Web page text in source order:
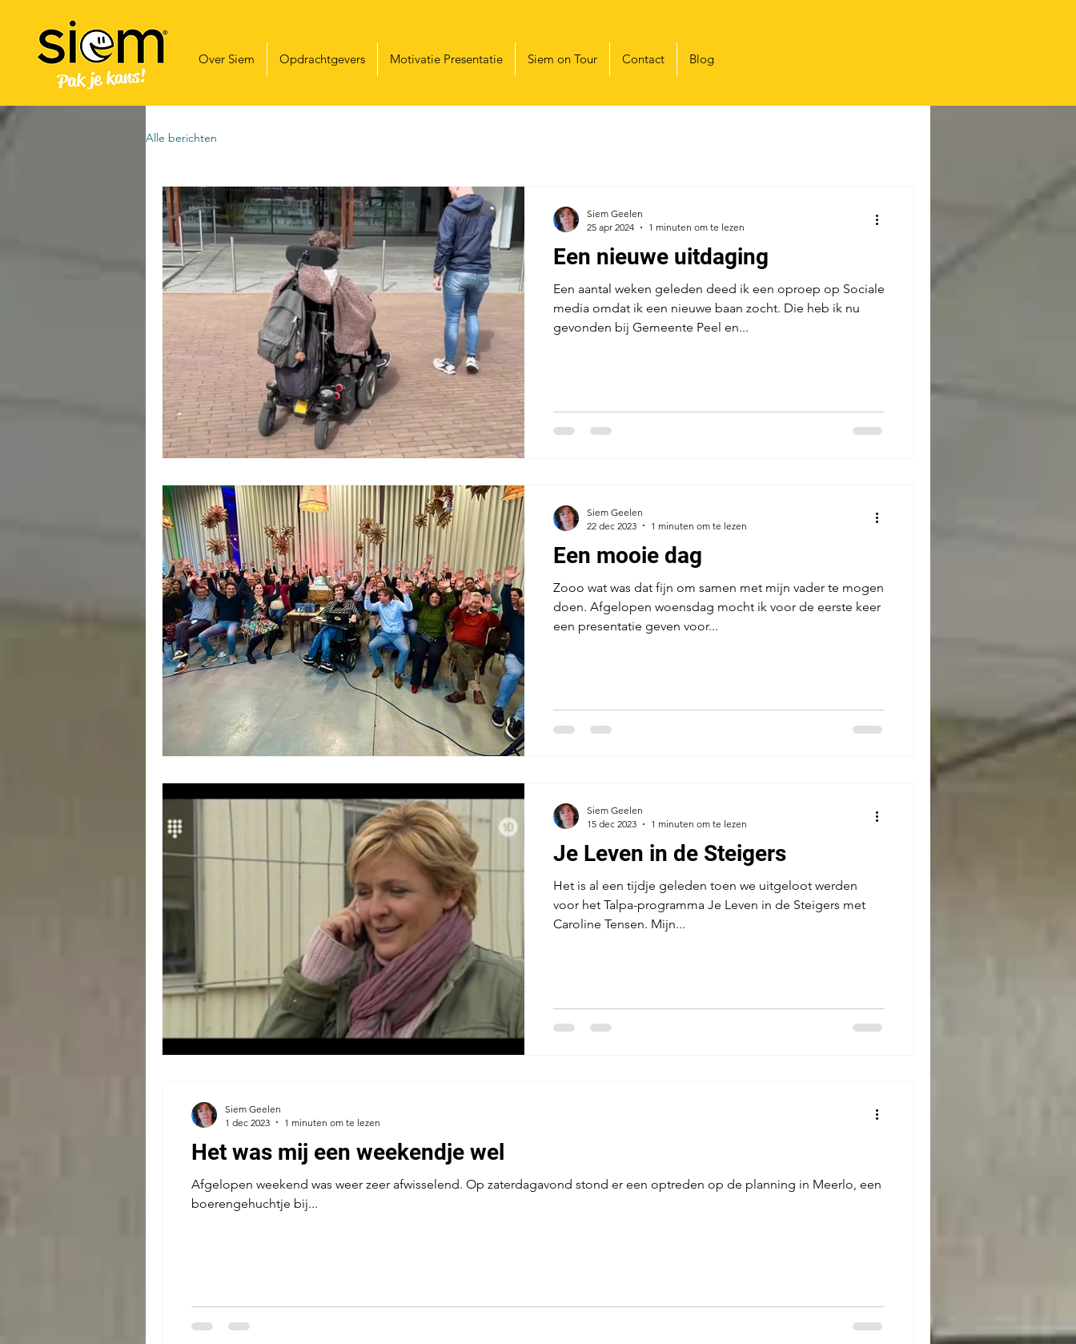
Over Siem Opdrachtgevers Motivatie Presentatie Siem on Tour Contact Blog
Alle berichten
Een nieuwe uitdaging
Een aantal weken geleden deed ik een oproep op Sociale
media omdat ik een nieuwe baan zocht. Die heb ik nu
gevonden bij Gemeente Peel en...
Siem Geelen
25 apr 2024
1 minuten om te lezen
Een mooie dag
Zooo wat was dat fijn om samen met mijn vader te mogen
doen. Afgelopen woensdag mocht ik voor de eerste keer
een presentatie geven voor...
Siem Geelen
22 dec 2023
1 minuten om te lezen
Je Leven in de Steigers
Het is al een tijdje geleden toen we uitgeloot werden
voor het Talpa-programma Je Leven in de Steigers met
Caroline Tensen. Mijn...
Siem Geelen
15 dec 2023
1 minuten om te lezen
Het was mij een weekendje wel
Afgelopen weekend was weer zeer afwisselend. Op zaterdagavond stond er een optreden op de planning in Meerlo, een
boerengehuchtje bij...
Siem Geelen
1 dec 2023
1 minuten om te lezen